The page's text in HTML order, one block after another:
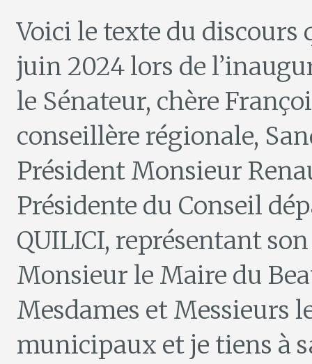
Voici le texte du discours
juin 2024 lors de
le Sénateur, chère
conseillère régionale,
Président Monsieur
Présidente du Conseil
QUILICI, représentant
Monsieur le Maire du
Mesdames et Messieurs
municipaux et je tiens à